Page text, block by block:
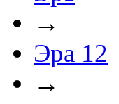
→
Эра 12
→